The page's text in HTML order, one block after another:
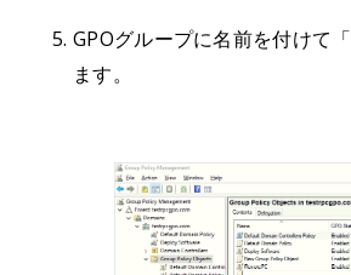
GPOグループに名前を付けて
ます。